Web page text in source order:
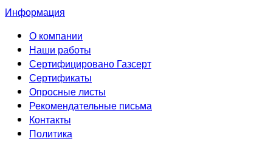
Информация
О компании
Наши работы
Сертифицировано Газсерт
Сертификаты
Опросные листы
Рекомендательные письма
Контакты
Политика